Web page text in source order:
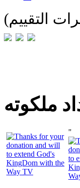
ملكوته
"